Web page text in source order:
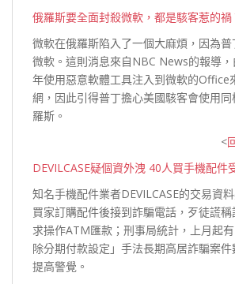
俄羅斯要全面封殺微軟，都是駭客惹的禍
微軟在俄羅斯陷入了一個大麻煩，因為
微軟。這則消息來自NBC News的報導
年使用惡意軟體工具注入到微軟的Office
網，因此引得普丁擔心美國駭客會使用
羅斯。
<
DEVILCASE疑個資外洩 40人買手機配件
知名手機配件業者DEVILCASE的交易資
買家訂購配件後接到詐騙電話，歹徒謊
求操作ATM匯款；刑事局統計，上月起
除分期付款設定」手法長期高居詐騙案
提高警覺。